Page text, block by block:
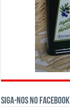
Siga-nos no Facebook